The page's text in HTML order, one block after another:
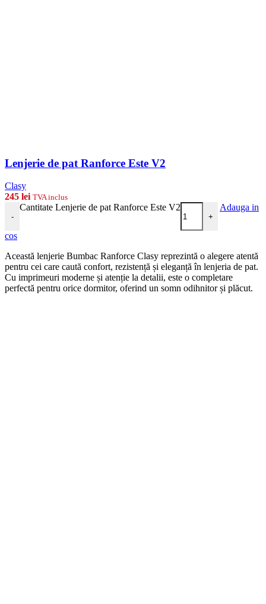
Lenjerie de pat Ranforce Este V2
Clasy
245 lei TVA inclus
-
Cantitate Lenjerie de pat Ranforce Este V2
+
Adauga in
cos
Această lenjerie Bumbac Ranforce Clasy reprezintă o alegere atentă
pentru cei care caută confort, rezistență și eleganță în lenjeria de pat.
Cu imprimeuri moderne și atenție la detalii, este o completare
perfectă pentru orice dormitor, oferind un somn odihnitor și plăcut.